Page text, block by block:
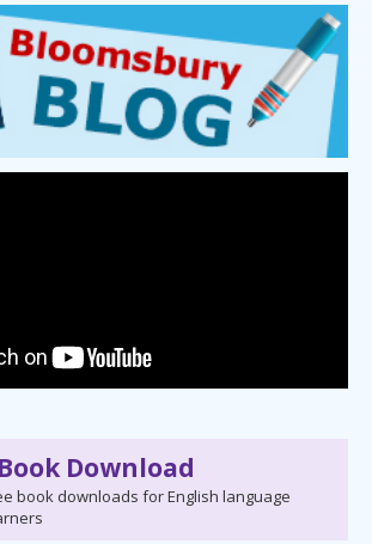
Download
book downloads for English language